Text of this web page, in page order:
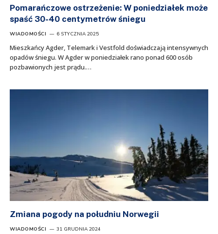
Pomarańczowe ostrzeżenie: W poniedziałek może
spaść 30-40 centymetrów śniegu
WIADOMOŚCI 6 STYCZNIA 2025
Mieszkańcy Agder, Telemark i Vestfold doświadczają intensywnych
opadów śniegu. W Agder w poniedziałek rano ponad 600 osób
pozbawionych jest prądu.…
Zmiana pogody na południu Norwegii
WIADOMOŚCI 31 GRUDNIA 2024